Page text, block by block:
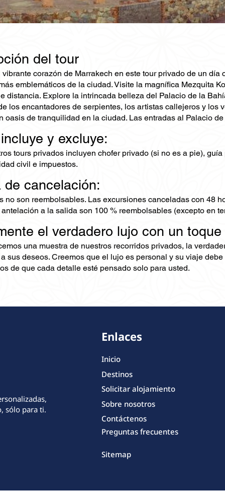
del tour
corazón de Marrakech en este tour privado de un
emblemáticos de la ciudad. Visite la magnífica Mezquita
distancia. Explore la intrincada belleza del Palacio de la
los encantadores de serpientes, los artistas callejeros y
oasis de tranquilidad en la ciudad. Las entradas al Palacio
y excluye:
tours privados incluyen chofer privado (si no es a pie),
civil e impuestos.
de cancelación:
no son reembolsables. Las excursiones canceladas con 48
a la salida son 100 % reembolsables (excepto en
el verdadero lujo con un
una muestra de nuestros recorridos privados, la
sus deseos. Creemos que el lujo es personal y su viaje
de que cada detalle esté pensado solo para usted.
sólo para ti.
Enlaces
Inicio
Destinos
Solicitar alojamiento
Sobre nosotros
Contáctenos
Preguntas frecuentes
Sitemap